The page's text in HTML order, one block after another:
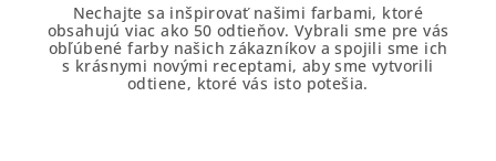
Nechajte sa inšpirovať našimi farbami, ktoré
obsahujú viac ako 50 odtieňov. Vybrali sme pre vás
obľúbené farby našich zákazníkov a spojili sme ich
s krásnymi novými receptami, aby sme vytvorili
odtiene, ktoré vás isto potešia.